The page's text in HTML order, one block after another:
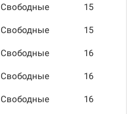
Свободные 15
Свободные 15
Свободные 16
Свободные 16
Свободные 16